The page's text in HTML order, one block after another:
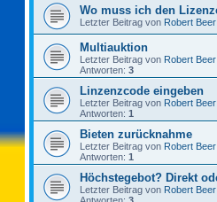
Wo muss ich den
Letzter Beitrag von Robert Beer
Multiauktion
Letzter Beitrag von Robert Beer
Antworten: 3
Linzenzcode eingeben
Letzter Beitrag von Robert Beer
Antworten: 1
Bieten zurücknahme
Letzter Beitrag von Robert Beer
Antworten: 1
Höchstegebot? Direkt
Letzter Beitrag von Robert Beer